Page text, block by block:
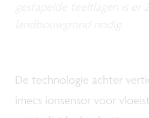
De technologie achter
imecs ionsensor voor